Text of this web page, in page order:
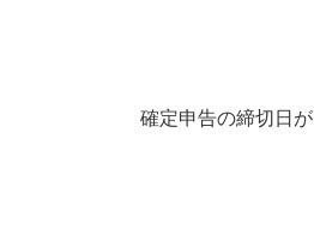
確定申告の締切日が